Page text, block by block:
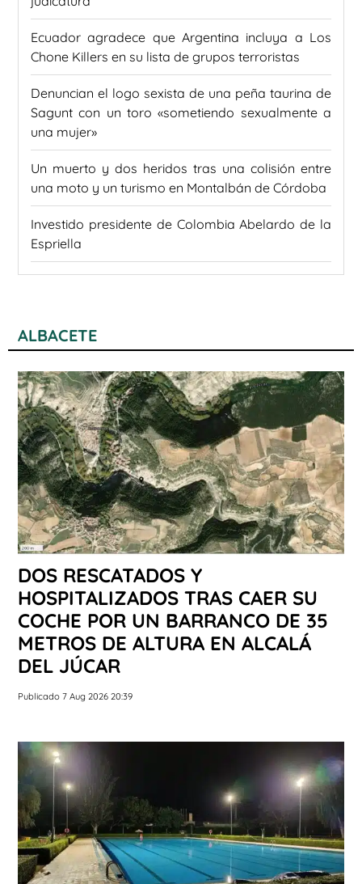
Ecuador agradece que Argentina incluya a Los
Chone Killers en su lista de grupos terroristas
Denuncian el logo sexista de una peña taurina de
Sagunt con un toro «sometiendo sexualmente a
una mujer»
Un muerto y dos heridos tras una colisión entre
una moto y un turismo en Montalbán de Córdoba
Investido presidente de Colombia Abelardo de la
Espriella
ALBACETE
DOS RESCATADOS Y
HOSPITALIZADOS TRAS CAER SU
COCHE POR UN BARRANCO DE 35
METROS DE ALTURA EN ALCALÁ
DEL JÚCAR
Publicado 7 Aug 2026 20:39